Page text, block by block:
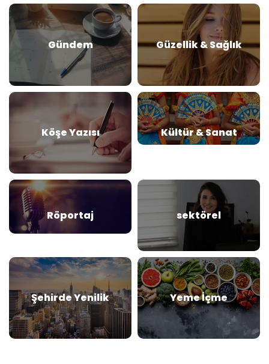
Gündem Güzellik & Sağlık
Köşe Yazısı Kültür & Sanat
Röportaj sektörel
Şehirde Yenilik Yeme İçme